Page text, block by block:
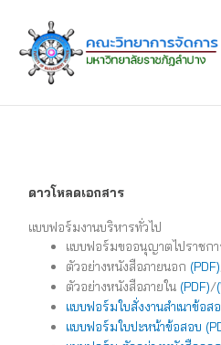
content
ดาวโหลดเอกสาร
แบบฟอร์มงานบริหารทั่วไป
แบบฟอร์มขออนุญาตไปราชกา
ตัวอย่างหนังสือภายนอก (PDF)
ตัวอย่างหนังสือภายใน (PDF)/
แบบฟอร์มใบสั่งงานสำเนาข้อส
แบบฟอร์มใบปะหน้าข้อสอบ